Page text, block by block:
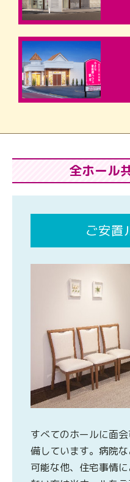
全ホール
ご安置
すべてのホールに面
備しています。病院
可能な他、住宅事情